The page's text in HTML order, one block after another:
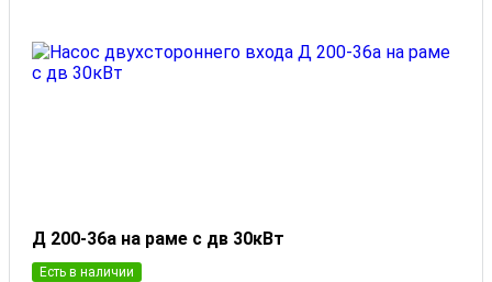
Д 200-36а на раме с дв 30кВт
Есть в наличии